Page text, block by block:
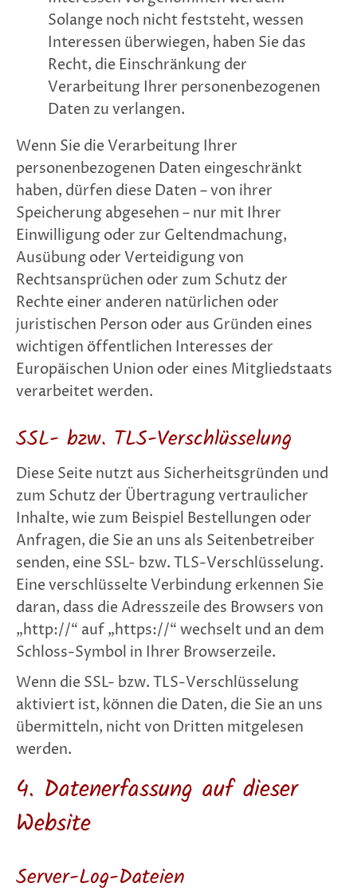
Solange noch nicht feststeht, wessen
Interessen überwiegen, haben Sie das
Recht, die Einschränkung der
Verarbeitung Ihrer personenbezogenen
Daten zu verlangen.
Wenn Sie die Verarbeitung Ihrer
personenbezogenen Daten eingeschränkt
haben, dürfen diese Daten – von ihrer
Speicherung abgesehen – nur mit Ihrer
Einwilligung oder zur Geltendmachung,
Ausübung oder Verteidigung von
Rechtsansprüchen oder zum Schutz der
Rechte einer anderen natürlichen oder
juristischen Person oder aus Gründen eines
wichtigen öffentlichen Interesses der
Europäischen Union oder eines Mitgliedstaats
verarbeitet werden.
SSL- bzw. TLS-Verschlüsselung
Diese Seite nutzt aus Sicherheitsgründen und
zum Schutz der Übertragung vertraulicher
Inhalte, wie zum Beispiel Bestellungen oder
Anfragen, die Sie an uns als Seitenbetreiber
senden, eine SSL- bzw. TLS-Verschlüsselung.
Eine verschlüsselte Verbindung erkennen Sie
daran, dass die Adresszeile des Browsers von
„http://“ auf „https://“ wechselt und an dem
Schloss-Symbol in Ihrer Browserzeile.
Wenn die SSL- bzw. TLS-Verschlüsselung
aktiviert ist, können die Daten, die Sie an uns
übermitteln, nicht von Dritten mitgelesen
werden.
4. Datenerfassung auf dieser
Website
Server-Log-Dateien